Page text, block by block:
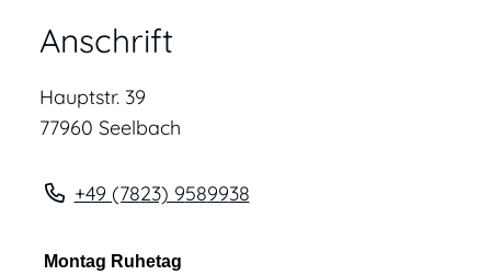
Anschrift
Hauptstr. 39
77960 Seelbach
+49 (7823) 9589938
Montag Ruhetag